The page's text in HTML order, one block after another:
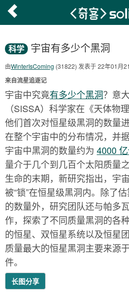
科学 宇宙有多少个黑洞
由WinterIsComing (31822) 发表于 22年01月
来自流星追逐记
宇宙中究竟有多少个黑洞？意
（SISSA）科学家在《天体物
他们首次对恒星级黑洞的数量
在整个宇宙中的分布情况，并
宇宙中黑洞的数量约为 4000
量介于几个到几百个太阳质量
生命的末期，新研究指出，宇
被“锁”在恒星级黑洞内。除了
的数量外，研究团队还与帕多
作，探索了不同质量黑洞的各
的恒星、双恒星系统以及恒星
质量最大的恒星黑洞主要来源
件。
长图分享